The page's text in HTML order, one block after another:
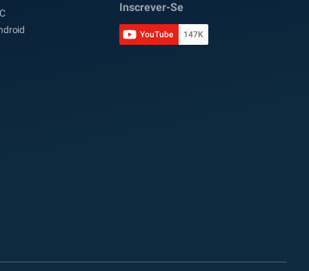
Inscrever-Se
YouTube 147K